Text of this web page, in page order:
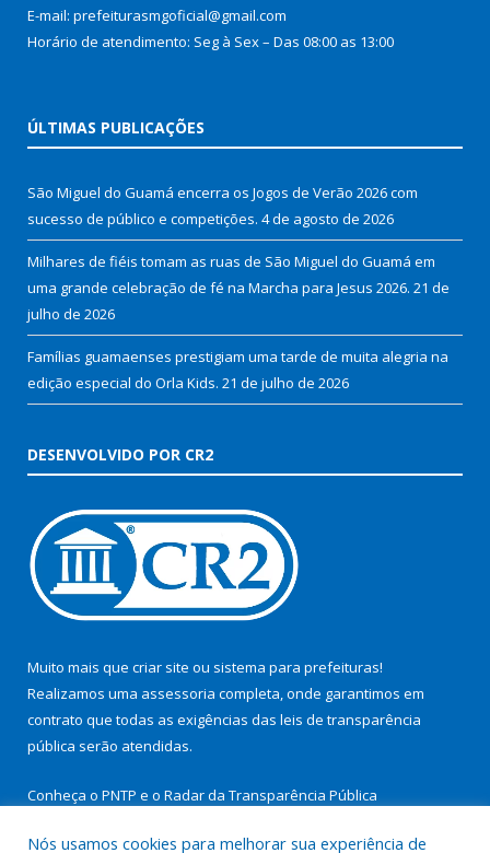
E-mail: prefeiturasmgoficial@gmail.com
Horário de atendimento: Seg à Sex – Das 08:00 as 13:00
ÚLTIMAS PUBLICAÇÕES
São Miguel do Guamá encerra os Jogos de Verão 2026 com
sucesso de público e competições. 4 de agosto de 2026
Milhares de fiéis tomam as ruas de São Miguel do Guamá em
uma grande celebração de fé na Marcha para Jesus 2026. 21 de
julho de 2026
Famílias guamaenses prestigiam uma tarde de muita alegria na
edição especial do Orla Kids. 21 de julho de 2026
DESENVOLVIDO POR CR2
Muito mais que criar site ou sistema para prefeituras!
Realizamos uma assessoria completa, onde garantimos em
contrato que todas as exigências das leis de transparência
pública serão atendidas.
Conheça o PNTP e o Radar da Transparência Pública
Nós usamos cookies para melhorar sua experiência de